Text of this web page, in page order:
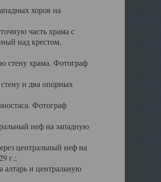
хоров на
часть храма с
над крестом,
стену храма. Фотограф
и два опорных
Фотограф
неф на западную
центральный неф на
г.;
и центральную